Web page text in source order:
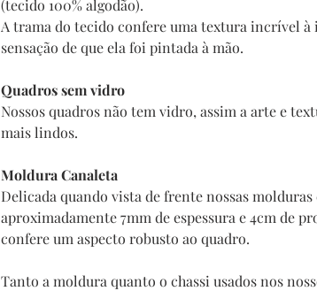
(tecido 100% algodão).
A trama do tecido confere uma textura incrível à
sensação de que ela foi pintada à mão.
Quadros sem vidro
Nossos quadros não tem vidro, assim a arte e
mais lindos.
Moldura Canaleta
Delicada quando vista de frente nossas
aproximadamente 7mm de espessura e 4cm de
confere um aspecto robusto ao quadro.
Tanto a moldura quanto o chassi usados nos